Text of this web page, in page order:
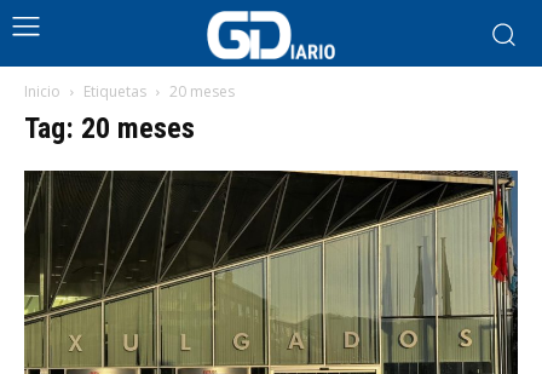
Inicio Etiquetas 20 meses
Tag: 20 meses